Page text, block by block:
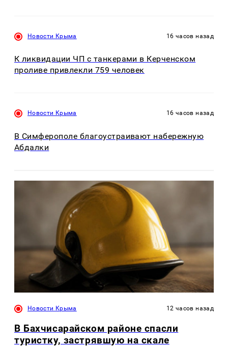
Новости Крыма 16 часов назад
К ликвидации ЧП с танкерами в Керченском
проливе привлекли 759 человек
Новости Крыма 16 часов назад
В Симферополе благоустраивают набережную
Абдалки
Новости Крыма 12 часов назад
В Бахчисарайском районе спасли
туристку, застрявшую на скале